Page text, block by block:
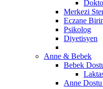
Merkezi
Eczane
Psikolog
Diyetisyen
Anne & Bebek
Bebek
Anne